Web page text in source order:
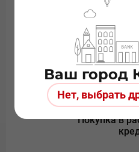
Более 20 лет на рынке
Покупка в
Ваш город
Нет, выбрать